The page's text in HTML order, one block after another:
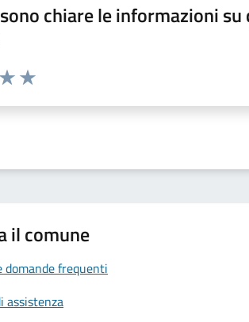
chiare le informazioni su
la pagina
il comune
domande frequenti
assistenza